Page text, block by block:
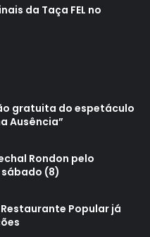
da Taça FEL no
gratuita do espetáculo
Ausência”
Rondon pelo
(8)
Popular já